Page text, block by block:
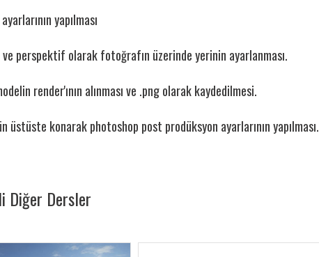
yapılması
perspektif olarak fotoğrafın üzerinde yerinin ayarlanması.
render'ının alınması ve .png olarak kaydedilmesi.
üstüste konarak photoshop post prodüksyon ayarlarının yapılması.
Diğer Dersler